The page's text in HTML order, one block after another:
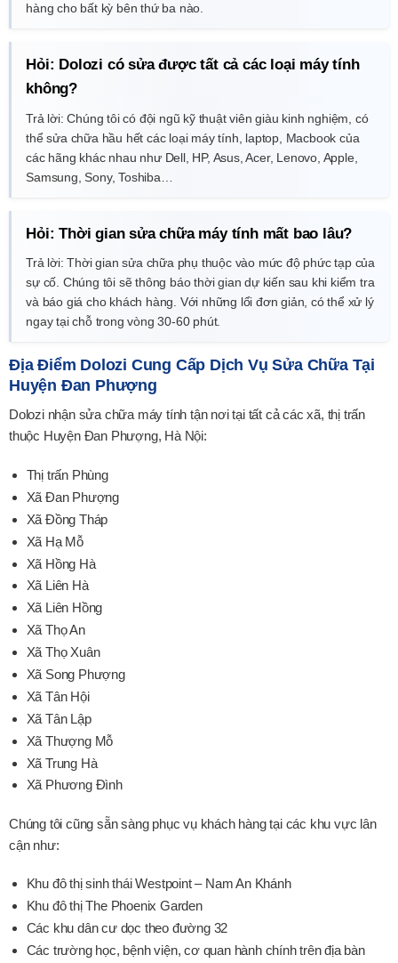
hàng cho bất kỳ bên thứ ba nào.
Hỏi: Dolozi có sửa được tất cả các loại máy tính
không?
Trả lời: Chúng tôi có đội ngũ kỹ thuật viên giàu kinh nghiệm, có
thể sửa chữa hầu hết các loại máy tính, laptop, Macbook của
các hãng khác nhau như Dell, HP, Asus, Acer, Lenovo, Apple,
Samsung, Sony, Toshiba…
Hỏi: Thời gian sửa chữa máy tính mất bao lâu?
Trả lời: Thời gian sửa chữa phụ thuộc vào mức độ phức tạp của
sự cố. Chúng tôi sẽ thông báo thời gian dự kiến sau khi kiểm tra
và báo giá cho khách hàng. Với những lổi đơn giản, có thể xử lý
ngay tại chỗ trong vòng 30-60 phút.
Địa Điểm Dolozi Cung Cấp Dịch Vụ Sửa Chữa Tại
Huyện Đan Phượng
Dolozi nhận sửa chữa máy tính tận nơi tại tất cả các xã, thị trấn
thuộc Huyện Đan Phượng, Hà Nội:
Thị trấn Phùng
Xã Đan Phượng
Xã Đồng Tháp
Xã Hạ Mỗ
Xã Hồng Hà
Xã Liên Hà
Xã Liên Hồng
Xã Thọ An
Xã Thọ Xuân
Xã Song Phượng
Xã Tân Hội
Xã Tân Lập
Xã Thượng Mỗ
Xã Trung Hà
Xã Phương Đình
Chúng tôi cũng sẵn sàng phục vụ khách hàng tại các khu vực lân
cận như:
Khu đô thị sinh thái Westpoint – Nam An Khánh
Khu đô thị The Phoenix Garden
Các khu dân cư dọc theo đường 32
Các trường học, bệnh viện, cơ quan hành chính trên địa bàn